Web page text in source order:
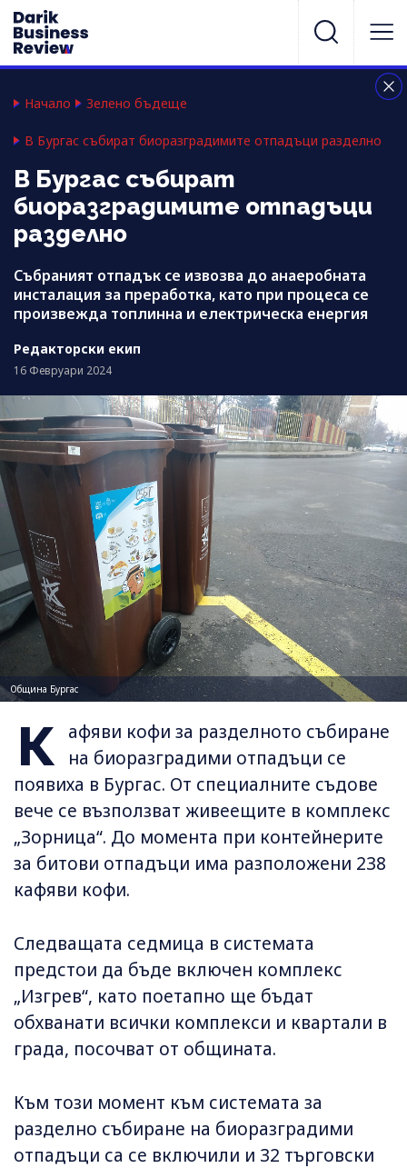
Начало Зелено бъдеще
В Бургас събират биоразградимите отпадъци разделно
В Бургас събират
биоразградимите отпадъци
разделно
Събраният отпадък се извозва до анаеробната
инсталация за преработка, като при процеса се
произвежда топлинна и електрическа енергия
Редакторски екип
16 Февруари 2024
Община Бургас
К
афяви кофи за разделното събиране
на биоразградими отпадъци се
появиха в Бургас. От специалните съдове
вече се възползват живеещите в комплекс
„Зорница“. До момента при контейнерите
за битови отпадъци има разположени 238
кафяви кофи.
Следващата седмица в системата
предстои да бъде включен комплекс
„Изгрев“, като поетапно ще бъдат
обхванати всички комплекси и квартали в
града, посочват от общината.
Към този момент към системата за
разделно събиране на биоразградими
отпадъци са се включили и 32 търговски